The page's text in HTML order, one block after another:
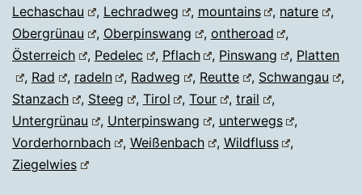
Lechaschau
, Lechradweg , mountains , nature
,
Obergrünau
, Oberpinswang , ontheroad
,
Österreich
, Pedelec , Pflach , Pinswang , Platten
, Rad , radeln , Radweg , Reutte , Schwangau
,
Stanzach
, Steeg , Tirol ,Tour ,trail
,
Untergrünau
, Unterpinswang , unterwegs
,
Vorderhornbach
, Weißenbach , Wildfluss
,
Ziegelwies